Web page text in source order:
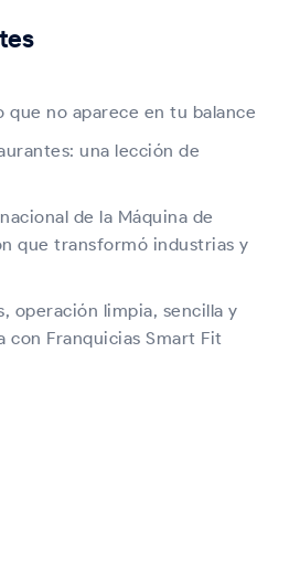
que no aparece en tu balance
una lección de
de la Máquina de
que transformó industrias y
operación limpia, sencilla y
con Franquicias Smart Fit